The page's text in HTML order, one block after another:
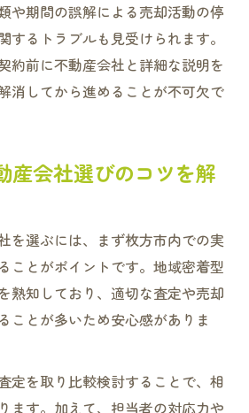
や期間の誤解による売却活動の停
するトラブルも見受けられます。
約前に不動産会社と詳細な説明を
消してから進めることが不可欠で
産会社選びのコツを解
を選ぶには、まず枚方市内での実
ことがポイントです。地域密着型
熟知しており、適切な査定や売却
ことが多いため安心感がありま
定を取り比較検討することで、相
ます。加えて、担当者の対応力や